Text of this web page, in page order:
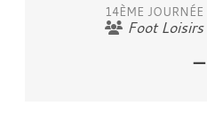
14ÈME JOURNÉE
Foot Loisirs
-